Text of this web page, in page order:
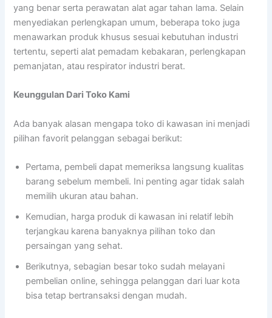
yang benar serta perawatan alat agar tahan lama. Selain
menyediakan perlengkapan umum, beberapa toko juga
menawarkan produk khusus sesuai kebutuhan industri
tertentu, seperti alat pemadam kebakaran, perlengkapan
pemanjatan, atau respirator industri berat.
Keunggulan Dari Toko Kami
Ada banyak alasan mengapa toko di kawasan ini menjadi
pilihan favorit pelanggan sebagai berikut:
Pertama, pembeli dapat memeriksa langsung kualitas
barang sebelum membeli. Ini penting agar tidak salah
memilih ukuran atau bahan.
Kemudian, harga produk di kawasan ini relatif lebih
terjangkau karena banyaknya pilihan toko dan
persaingan yang sehat.
Berikutnya, sebagian besar toko sudah melayani
pembelian online, sehingga pelanggan dari luar kota
bisa tetap bertransaksi dengan mudah.